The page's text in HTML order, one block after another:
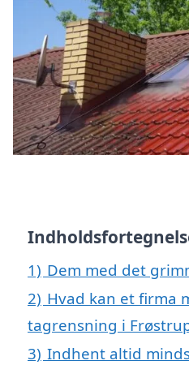
1) Dem med det
2) Hvad kan et firma
tagrensning i
3) Indhent altid